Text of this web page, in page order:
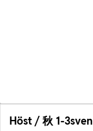
Höst / 秋 1-3sven